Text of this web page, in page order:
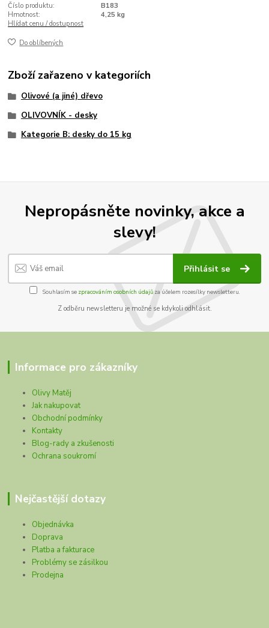
Číslo produktu:
B183
Hmotnost:
4,25 kg
Hlídat cenu / dostupnost
Do oblíbených
Zboží zařazeno v kategoriích
Olivové (a jiné) dřevo
OLIVOVNÍK - desky
Kategorie B: desky do 15 kg
Nepropásněte novinky, akce a
slevy!
Přihlásit se
Souhlasím se zpracováním osobních údajůza účelem rozesílky newsletteru.
Z odběru newsletteru je možné se kdykoli odhlásit.
Informace pro zákazníky
Olivy Matěj
Jak nakupovat
Obchodní podmínky
Kontakty
Blog-rady a zkušenosti
Ochrana soukromí
Nejčastější dotazy
Objednávka
Doprava
Platba a fakturace
Problémy se zásilkou
Prodejna